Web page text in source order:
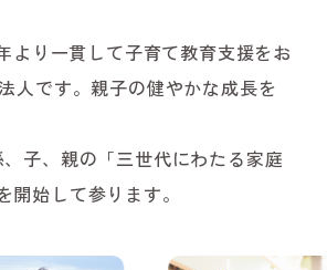
より一貫して子育て教育支援をお
人です。親子の健やかな成長を
子、親の「三世代にわたる家庭
開始して参ります。